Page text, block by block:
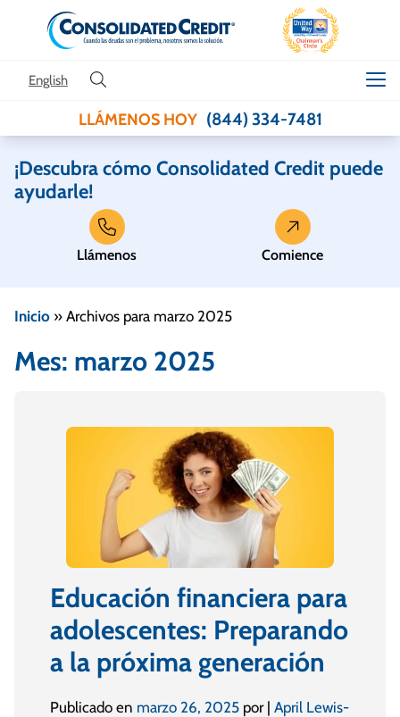
Skip to content
English
LLÁMENOS HOY (844) 334-7481
¡Descubra cómo Consolidated Credit puede
ayudarle!
Llámenos Comience
Inicio » Archivos para marzo 2025
Mes: marzo 2025
Educación financiera para
adolescentes: Preparando
a la próxima generación
Publicado en marzo 26, 2025 por | April Lewis-